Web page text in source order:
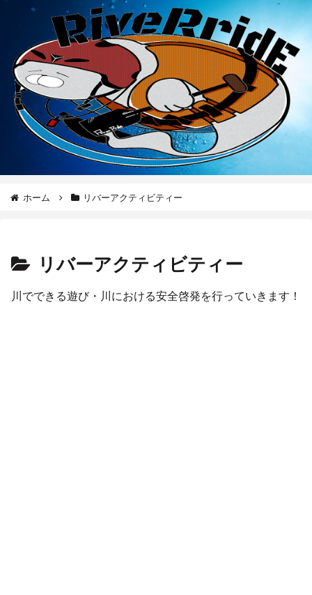
ホーム リバーアクティビティー
リバーアクティビティー
川でできる遊び・川における安全啓発を行っていきます！